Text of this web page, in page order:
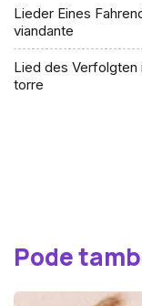
Lieder Eines
viandante
Lied des Verfolgten
torre
Pode